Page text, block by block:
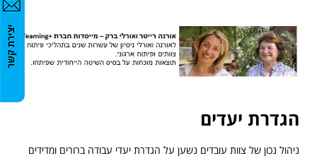
הגדרת יעדים
ניהול נכון של צוות עובדים נשען על הגדרת יעדי עבודה ברורים ומדידים